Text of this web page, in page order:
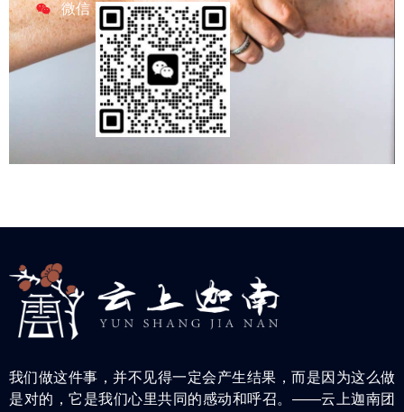
微信
我们做这件事，并不见得一定会产生结果，而是因为这么做
是对的，它是我们心里共同的感动和呼召。——云上迦南团